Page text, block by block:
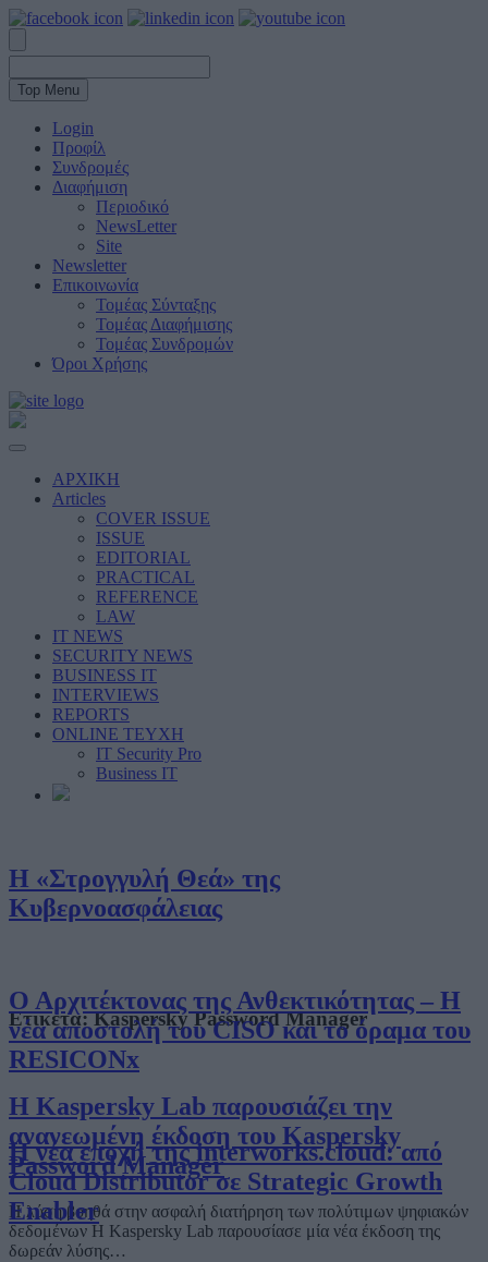
Top Menu
Login
Προφίλ
Συνδρομές
Διαφήμιση
Περιοδικό
NewsLetter
Site
Newsletter
Επικοινωνία
Τομέας Σύνταξης
Τομέας Διαφήμισης
Τομέας Συνδρομών
Όροι Χρήσης
ΑΡΧΙΚΗ
Articles
COVER ISSUE
ISSUE
EDITORIAL
PRACTICAL
REFERENCE
LAW
IT NEWS
SECURITY NEWS
BUSINESS IT
INTERVIEWS
REPORTS
ONLINE ΤΕΥΧΗ
IT Security Pro
Business IT
Η «Στρογγυλή Θεά» της
Κυβερνοασφάλειας
Ο Αρχιτέκτονας της Ανθεκτικότητας – Η
νέα αποστολή του CISO και το όραμα του
RESICONx
Η νέα εποχή της interworks.cloud: από
Cloud Distributor σε Strategic Growth
Enabler
Ετικέτα:Kaspersky Password Manager
Η Kaspersky Lab παρουσιάζει την
ανανεωμένη έκδοση του Kaspersky
Password Manager
Η λύση βοηθά στην ασφαλή διατήρηση των πολύτιμων ψηφιακών
δεδομένων H Kaspersky Lab παρουσίασε μία νέα έκδοση της
δωρεάν λύσης…